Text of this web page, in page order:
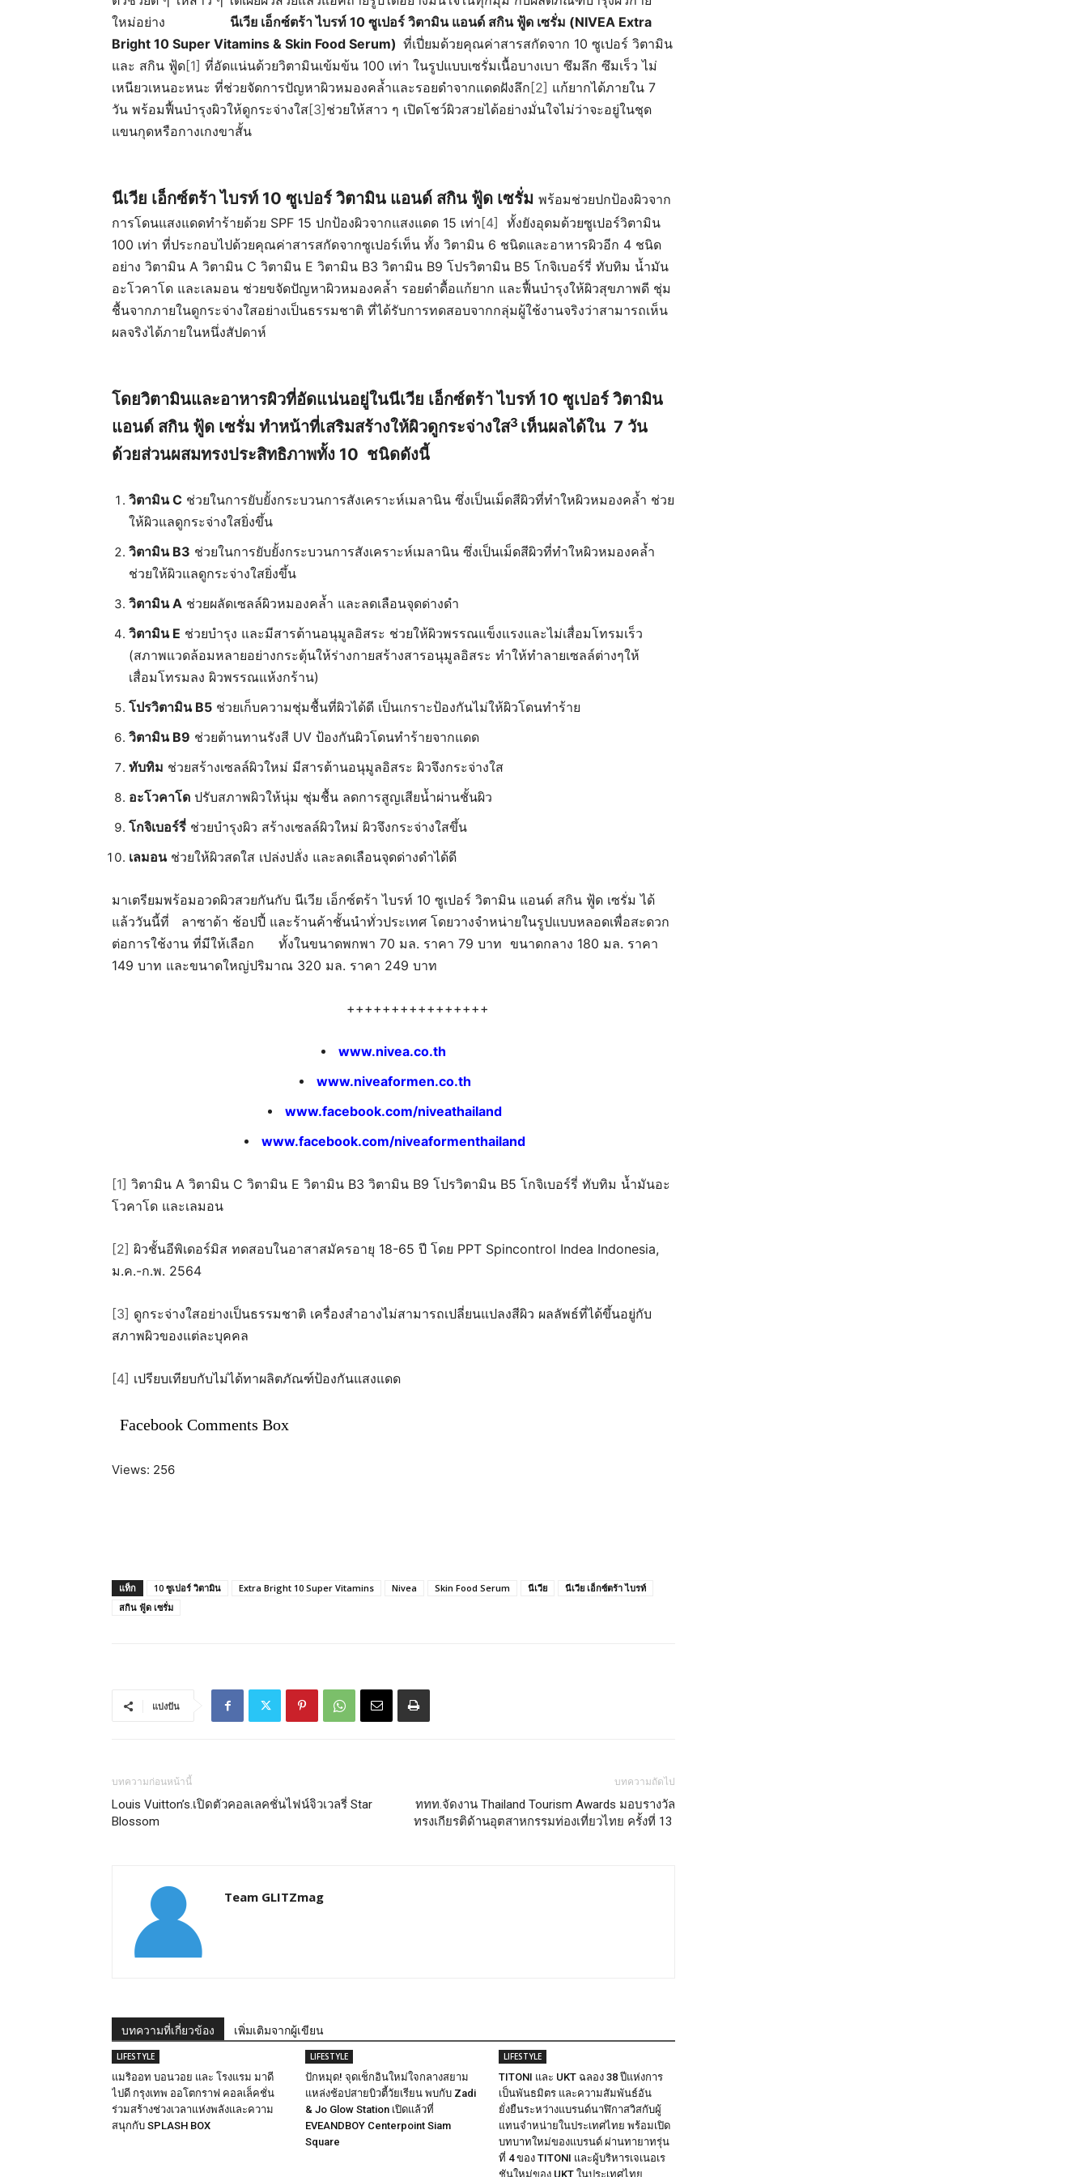
ใหม่อย่าง นีเวีย เอ็กซ์ตร้า ไบรท์ 10 ซูเปอร์ วิตามิน แอนด์ สกิน ฟู้ด เซรั่ม (NIVEA Extra
Bright 10 Super Vitamins & Skin Food Serum) ที่เปี่ยมด้วยคุณค่าสารสกัดจาก 10 ซูเปอร์ วิตามิน
และ สกิน ฟู้ด[1] ที่อัดแน่นด้วยวิตามินเข้มข้น 100 เท่า ในรูปแบบเซรั่มเนื้อบางเบา ซึมลึก ซึมเร็ว ไม่
เหนียวเหนอะหนะ ที่ช่วยจัดการปัญหาผิวหมองคล้ำและรอยดำจากแดดฝังลึก [2] แก้ยากได้ภายใน 7
วัน พร้อมฟื้นบำรุงผิวให้ดูกระจ่างใส[3] ช่วยให้สาว ๆ เปิดโชว์ผิวสวยได้อย่างมั่นใจไม่ว่าจะอยู่ในชุด
แขนกุดหรือกางเกงขาสั้น
นีเวีย เอ็กซ์ตร้า ไบรท์ 10 ซูเปอร์ วิตามิน แอนด์ สกิน ฟู้ด เซรั่ม พร้อมช่วยปกป้องผิวจาก
การโดนแสงแดดทำร้ายด้วย SPF 15 ปกป้องผิวจากแสงแดด 15 เท่า [4]
ทั้งยังอุดมด้วยซูเปอร์วิตามิน
100 เท่า ที่ประกอบไปด้วยคุณค่าสารสกัดจากซูเปอร์เท็น ทั้ง วิตามิน 6 ชนิดและอาหารผิวอีก 4 ชนิด
อย่าง วิตามิน A วิตามิน C วิตามิน E วิตามิน B3 วิตามิน B9 โปรวิตามิน B5 โกจิเบอร์รี่ ทับทิม น้ำมัน
อะโวคาโด และเลมอน ช่วยขจัดปัญหาผิวหมองคล้ำ รอยดำดื้อแก้ยาก และฟื้นบำรุงให้ผิวสุขภาพดี ชุ่ม
ชื้นจากภายในดูกระจ่างใสอย่างเป็นธรรมชาติ ที่ได้รับการทดสอบจากกลุ่มผู้ใช้งานจริงว่าสามารถเห็น
ผลจริงได้ภายในหนึ่งสัปดาห์
โดยวิตามินและอาหารผิวที่อัดแน่นอยู่ในนีเวีย เอ็กซ์ตร้า ไบรท์ 10 ซูเปอร์ วิตามิน
แอนด์ สกิน ฟู้ด เซรั่ม ทำหน้าที่เสริมสร้างให้ผิวดูกระจ่างใส3 เห็นผลได้ใน 7 วัน
ด้วยส่วนผสมทรงประสิทธิภาพทั้ง 10 ชนิดดังนี้
วิตามินC ช่วยในการยับยั้งกระบวนการสังเคราะห์เมลานิน ซึ่งเป็นเม็ดสีผิวที่ทำใหผิวหมองคล้ำ ช่วย
ให้ผิวแลดูกระจ่างใสยิ่งขึ้น
วิตามิน B3 ช่วยในการยับยั้งกระบวนการสังเคราะห์เมลานิน ซึ่งเป็นเม็ดสีผิวที่ทำใหผิวหมองคล้ำ
ช่วยให้ผิวแลดูกระจ่างใสยิ่งขึ้น
วิตามินA ช่วยผลัดเซลล์ผิวหมองคล้ำ และลดเลือนจุดด่างดำ
วิตามิน E ช่วยบำรุง และมีสารต้านอนุมูลอิสระ ช่วยให้ผิวพรรณแข็งแรงและไม่เสื่อมโทรมเร็ว
(สภาพแวดล้อมหลายอย่างกระตุ้นให้ร่างกายสร้างสารอนุมูลอิสระ ทำให้ทำลายเซลล์ต่างๆให้
เสื่อมโทรมลง ผิวพรรณแห้งกร้าน)
โปรวิตามิน B5 ช่วยเก็บความชุ่มชื้นที่ผิวได้ดี เป็นเกราะป้องกันไม่ให้ผิวโดนทำร้าย
วิตามิน B9 ช่วยต้านทานรังสี UV ป้องกันผิวโดนทำร้ายจากแดด
ทับทิม ช่วยสร้างเซลล์ผิวใหม่ มีสารต้านอนุมูลอิสระ ผิวจึงกระจ่างใส
อะโวคาโด ปรับสภาพผิวให้นุ่ม ชุ่มชื้น ลดการสูญเสียน้ำผ่านชั้นผิว
โกจิเบอร์รี่ ช่วยบำรุงผิว สร้างเซลล์ผิวใหม่ ผิวจึงกระจ่างใสขึ้น
เลมอนช่วยให้ผิวสดใส เปล่งปลั่ง และลดเลือนจุดด่างดำได้ดี
มาเตรียมพร้อมอวดผิวสวยกันกับ นีเวีย เอ็กซ์ตร้า ไบรท์ 10 ซูเปอร์ วิตามิน แอนด์ สกิน ฟู้ด เซรั่ม ได้
แล้ววันนี้ที่ ลาซาด้า ช้อปปี้ และร้านค้าชั้นนำทั่วประเทศ โดยวางจำหน่ายในรูปแบบหลอดเพื่อสะดวก
ต่อการใช้งาน ที่มีให้เลือก ทั้งในขนาดพกพา 70 มล. ราคา 79 บาท ขนาดกลาง 180 มล. ราคา
149 บาท และขนาดใหญ่ปริมาณ 320 มล. ราคา 249 บาท
++++++++++++++++
www.nivea.co.th
www.niveaformen.co.th
www.facebook.com/niveathailand
www.facebook.com/niveaformenthailand
[1] วิตามิน A วิตามิน C วิตามิน E วิตามิน B3 วิตามิน B9 โปรวิตามิน B5 โกจิเบอร์รี่ ทับทิม น้ำมันอะ
โวคาโด และเลมอน
[2] ผิวชั้นอีพิเดอร์มิส ทดสอบในอาสาสมัครอายุ 18-65 ปี โดย PPT Spincontrol Indea Indonesia,
ม.ค.-ก.พ. 2564
[3] ดูกระจ่างใสอย่างเป็นธรรมชาติ เครื่องสำอางไม่สามารถเปลี่ยนแปลงสีผิว ผลลัพธ์ที่ได้ขึ้นอยู่กับ
สภาพผิวของแต่ละบุคคล
[4] เปรียบเทียบกับไม่ได้ทาผลิตภัณฑ์ป้องกันแสงแดด
Facebook Comments Box
Views: 256
แท็ก 10 ซูเปอร์ วิตามิน Extra Bright 10 Super Vitamins Nivea Skin Food Serum นีเวีย
นีเวีย เอ็กซ์ตร้า ไบรท์
สกิน ฟู้ด เซรั่ม
แบ่งปัน
บทความก่อนหน้านี้
Louis Vuitton’s.เปิดตัวคอลเลคชั่นไฟน์จิวเวลรี่ Star
Blossom
บทความถัดไป
ททท.จัดงาน Thailand Tourism Awards มอบรางวัล
ทรงเกียรติด้านอุตสาหกรรมท่องเที่ยวไทย ครั้งที่ 13
Team GLITZmag
บทความที่เกี่ยวข้อง เพิ่มเติมจากผู้เขียน
LIFESTYLE
แมริออท บอนวอย และ โรงแรม มาดี
ไปดี กรุงเทพ ออโตกราฟ คอลเล็คชั่น
ร่วมสร้างช่วงเวลาแห่งพลังและความ
สนุกกับ SPLASH BOX
LIFESTYLE
ปักหมุด! จุดเช็กอินใหม่ใจกลางสยาม
แหล่งช้อปสายบิวตี้วัยเรียน พบกับ Zadi
& Jo Glow Station เปิดแล้วที่
EVEANDBOY Centerpoint Siam
Square
LIFESTYLE
TITONI และ UKT ฉลอง 38 ปีแห่งการ
เป็นพันธมิตร และความสัมพันธ์อัน
ยั่งยืนระหว่างแบรนด์นาฬิกาสวิสกับผู้
แทนจำหน่ายในประเทศไทย พร้อมเปิด
บทบาทใหม่ของแบรนด์ ผ่านทายาทรุ่น
ที่ 4 ของ TITONI และผู้บริหารเจเนอเร
ชันใหม่ของ UKT ในประเทศไทย